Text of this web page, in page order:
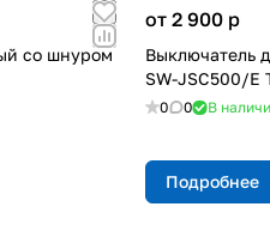
со шнуром
от 2 900 p
Выключатель
SW-JSC500/E
0 0 В
Подробнее